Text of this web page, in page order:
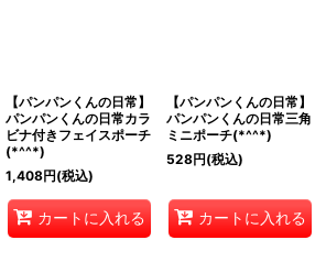
【パンパンくんの日常】
パンパンくんの日常カラ
ビナ付きフェイスポーチ
(*^^*)
1,408円(税込)
カートに入れる
【パンパンくんの日常】
パンパンくんの日常三角
ミニポーチ(*^^*)
528円(税込)
カートに入れる